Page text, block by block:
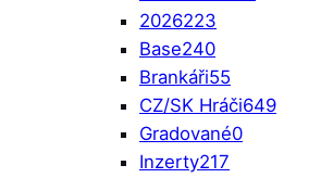
2026223
Base240
Brankáři55
CZ/SK Hráči649
Gradované0
Inzerty217